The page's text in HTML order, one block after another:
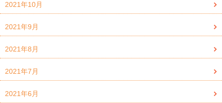
2021年10月
2021年9月
2021年8月
2021年7月
2021年6月